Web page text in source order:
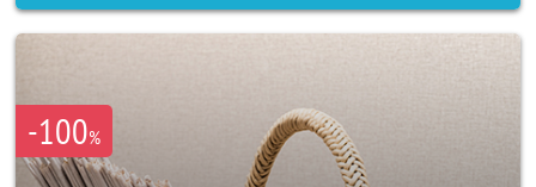
-100%